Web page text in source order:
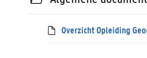
Overzicht Opleiding